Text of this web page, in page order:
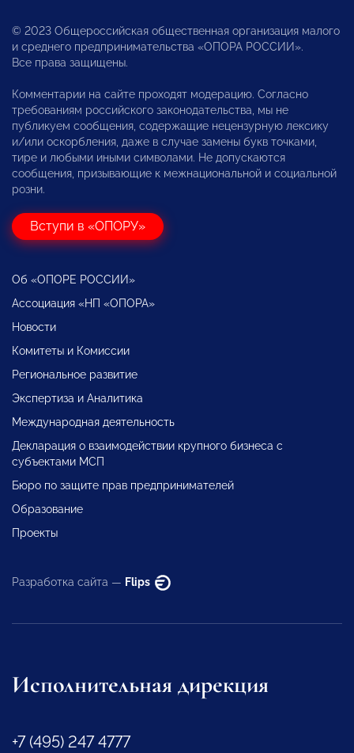
© 2023 Общероссийская общественная организация малого
и среднего предпринимательства «ОПОРА РОССИИ».
Все права защищены.
Комментарии на сайте проходят модерацию. Согласно
требованиям российского законодательства, мы не
публикуем сообщения, содержащие нецензурную лексику
и/или оскорбления, даже в случае замены букв точками,
тире и любыми иными символами. Не допускаются
сообщения, призывающие к межнациональной и социальной
розни.
Вступи в «ОПОРУ»
Об «ОПОРЕ РОССИИ»
Ассоциация «НП «ОПОРА»
Новости
Комитеты и Комиссии
Региональное развитие
Экспертиза и Аналитика
Международная деятельность
Декларация о взаимодействии крупного бизнеса с
субъектами МСП
Бюро по защите прав предпринимателей
Образование
Проекты
Разработка сайта — Flips
Исполнительная дирекция
+7 (495) 247 4777